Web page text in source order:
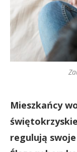
Mieszkańcy
regulują